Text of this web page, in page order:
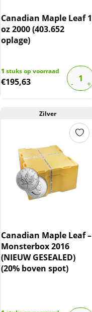
Canadian Maple Leaf 1
oz 2000 (403.652
oplage)
1 stuks op voorraad
€195,63
Zilver
Canadian Maple Leaf –
Monsterbox 2016
(NIEUW GESEALED)
(20% boven spot)